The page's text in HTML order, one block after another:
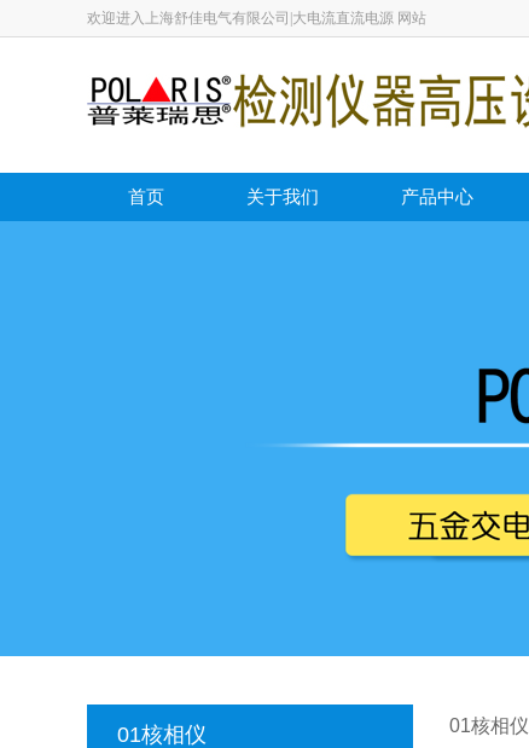
欢迎进入上海舒佳电气有限公司|大电流直流电源 网站
首页 关于我们 产品中心
01核相仪 01核相仪